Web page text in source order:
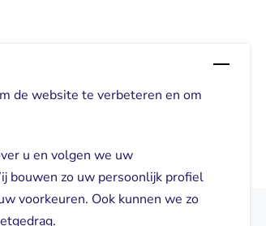
de website te verbeteren en om
u en volgen we uw
bouwen zo uw persoonlijk profiel
voorkeuren. Ook kunnen we zo